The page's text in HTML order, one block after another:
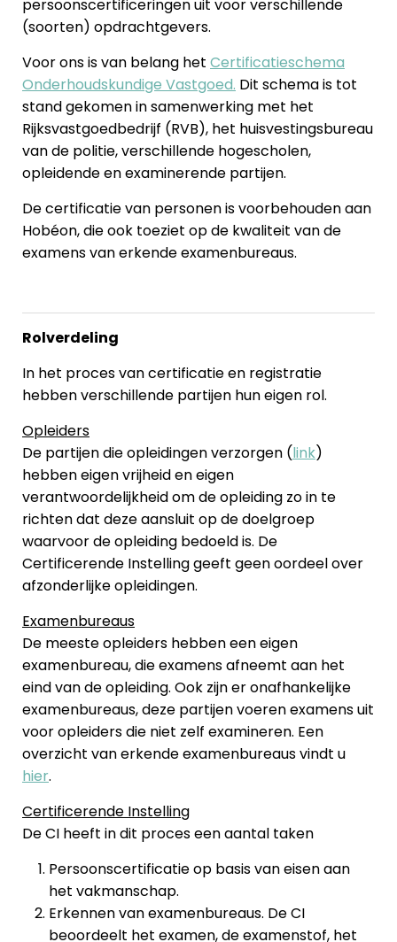
persoonscertificeringen uit voor verschillende
(soorten) opdrachtgevers.
Voor ons is van belang het Certificatieschema
Onderhoudskundige Vastgoed. Dit schema is tot
stand gekomen in samenwerking met het
Rijksvastgoedbedrijf (RVB), het huisvestingsbureau
van de politie, verschillende hogescholen,
opleidende en examinerende partijen.
De certificatie van personen is voorbehouden aan
Hobéon, die ook toeziet op de kwaliteit van de
examens van erkende examenbureaus.
Rolverdeling
In het proces van certificatie en registratie
hebben verschillende partijen hun eigen rol.
Opleiders
De partijen die opleidingen verzorgen (link)
hebben eigen vrijheid en eigen
verantwoordelijkheid om de opleiding zo in te
richten dat deze aansluit op de doelgroep
waarvoor de opleiding bedoeld is. De
Certificerende Instelling geeft geen oordeel over
afzonderlijke opleidingen.
Examenbureaus
De meeste opleiders hebben een eigen
examenbureau, die examens afneemt aan het
eind van de opleiding. Ook zijn er onafhankelijke
examenbureaus, deze partijen voeren examens uit
voor opleiders die niet zelf examineren. Een
overzicht van erkende examenbureaus vindt u
hier.
Certificerende Instelling
De CI heeft in dit proces een aantal taken
Persoonscertificatie op basis van eisen aan
het vakmanschap.
Erkennen van examenbureaus. De CI
beoordeelt het examen, de examenstof, het